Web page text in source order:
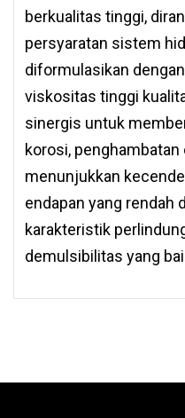
berkualitas tinggi,
persyaratan sistem
diformulasikan
viskositas tinggi
sinergis untuk
korosi,
menunjukkan
endapan yang rendah
karakteristik
demulsibilitas yang